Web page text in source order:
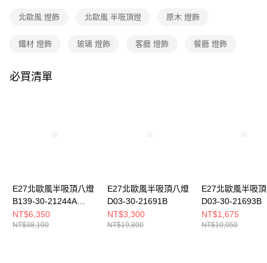
２．訂單成立數日內，您將收到繳費通知簡訊。
３．收到繳費通知簡訊後14天內，點擊此簡訊中的連結，可透過四大超商／
※ 請注意：結帳手續完成當下不需立刻繳費，但若您需要取消訂單，請聯絡
※ 交易是否成功請以「AFTEE先享後付 」之結帳頁面顯示為準，若有關於
３．未成年的使用者請事先徵得法定代理人或監護人之同意方可使用
「AFTEE先享後付」，若未經同意申辦者引起之損失，本公司不負相關責
任。
４．使用「AFTEE先享後付」時，將依據個別帳號之用戶狀況，依本公司即
時審查核予不同之上限額度；若仍有額度不足之情形，本公司將視審查結果
北歐風 燈飾 北歐風 半吸頂燈 原木 燈飾
鐵材 燈飾 玻璃 燈飾 客廳 燈飾 餐廳 燈飾
必買清單
E27北歐風半吸頂八燈
B139-30-21244A
21244B
NT$6,350
NT$38,100
E27北歐風半吸頂八燈
D03-30-21691B
NT$3,300
NT$19,800
E27北歐風半吸
D03-30-21693B
NT$1,675
NT$10,050